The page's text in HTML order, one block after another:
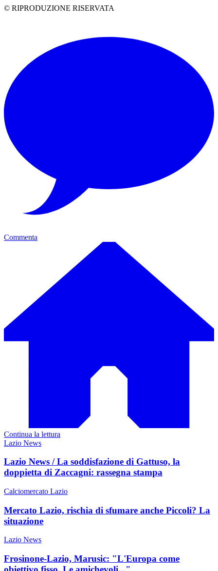
© RIPRODUZIONE RISERVATA
Commenta
Continua la lettura
Lazio News
Lazio News / La soddisfazione di Gattuso, la
doppietta di Zaccagni: rassegna stampa
Calciomercato Lazio
Mercato Lazio, rischia di sfumare anche Piccoli? La
situazione
Lazio News
Frosinone-Lazio, Marusic: "L'Europa come